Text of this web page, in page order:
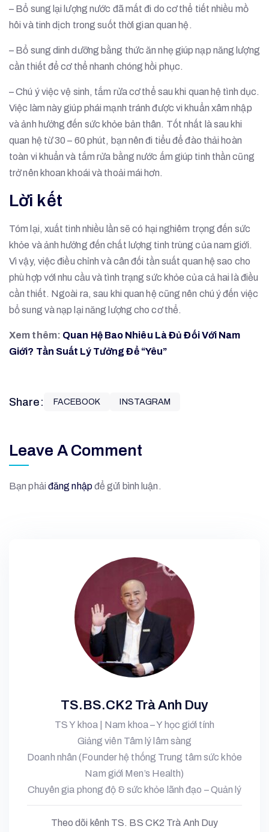
– Bổ sung lại lượng nước đã mất đi do cơ thể tiết nhiều mồ
hôi và tinh dịch trong suốt thời gian quan hệ.
– Bổ sung dinh dưỡng bằng thức ăn nhẹ giúp nạp năng lượng
cần thiết để cơ thể nhanh chóng hồi phục.
– Chú ý việc vệ sinh, tắm rửa cơ thể sau khi quan hệ tình dục.
Việc làm này giúp phái mạnh tránh được vi khuẩn xâm nhập
và ảnh hưởng đến sức khỏe bản thân. Tốt nhất là sau khi
quan hệ từ 30 – 60 phút, bạn nên đi tiểu để đào thải hoàn
toàn vi khuẩn và tắm rửa bằng nước ấm giúp tinh thần cũng
trở nên khoan khoái và thoải mái hơn.
Lời kết
Tóm lại, xuất tinh nhiều lần sẽ có hại nghiêm trọng đến sức
khỏe và ảnh hưởng đến chất lượng tinh trùng của nam giới.
Vì vậy, việc điều chỉnh và cân đối tần suất quan hệ sao cho
phù hợp với nhu cầu và tình trạng sức khỏe của cả hai là điều
cần thiết. Ngoài ra, sau khi quan hệ cũng nên chú ý đến việc
bổ sung và nạp lại năng lượng cho cơ thể.
Xem thêm: Quan Hệ Bao Nhiêu Là Đủ Đối Với Nam
Giới? Tần Suất Lý Tưởng Để “Yêu”
Share: FACEBOOK INSTAGRAM
Leave A Comment
Bạn phải đăng nhậpđể gửi bình luận.
TS.BS.CK2 Trà Anh Duy
TS Y khoa | Nam khoa – Y học giới tính
Giảng viên Tâm lý lâm sàng
Doanh nhân (Founder hệ thống Trung tâm sức khỏe
Nam giới Men’s Health)
Chuyên gia phong độ & sức khỏe lãnh đạo – Quản lý
Theo dõi kênh TS. BS CK2 Trà Anh Duy